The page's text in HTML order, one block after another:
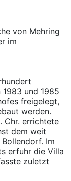
von Mehring
im
und 1985
freigelegt,
werden.
Chr. errichtete
dem weit
Im
erfuhr die Villa
zuletzt